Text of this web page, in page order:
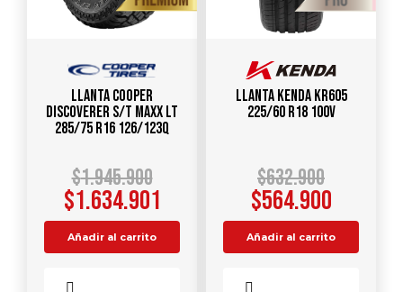
Llanta COOPER
DISCOVERER S/T MAXX LT
285/75 R16 126/123Q
$1.945.900
$1.634.901
Añadir al carrito
Llanta KENDA KR605
225/60 R18 100V
$632.900
$564.900
Añadir al carrito